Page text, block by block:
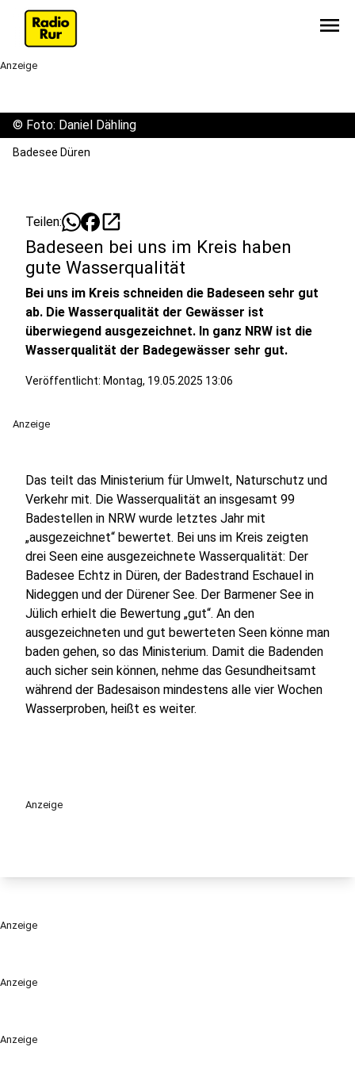
menu
Anzeige
Anzeige
Anzeige
© Foto: Daniel Dähling
Badesee Düren
Teilen: open_in_new
Badeseen bei uns im Kreis haben
gute Wasserqualität
Bei uns im Kreis schneiden die Badeseen sehr gut
ab. Die Wasserqualität der Gewässer ist
überwiegend ausgezeichnet. In ganz NRW ist die
Wasserqualität der Badegewässer sehr gut.
Veröffentlicht: Montag, 19.05.2025 13:06
Anzeige
Das teilt das Ministerium für Umwelt, Naturschutz und
Verkehr mit. Die Wasserqualität an insgesamt 99
Badestellen in NRW wurde letztes Jahr mit
„ausgezeichnet“ bewertet. Bei uns im Kreis zeigten
drei Seen eine ausgezeichnete Wasserqualität: Der
Badesee Echtz in Düren, der Badestrand Eschauel in
Nideggen und der Dürener See. Der Barmener See in
Jülich erhielt die Bewertung „gut“. An den
ausgezeichneten und gut bewerteten Seen könne man
baden gehen, so das Ministerium. Damit die Badenden
auch sicher sein können, nehme das Gesundheitsamt
während der Badesaison mindestens alle vier Wochen
Wasserproben, heißt es weiter.
Anzeige
Anzeige